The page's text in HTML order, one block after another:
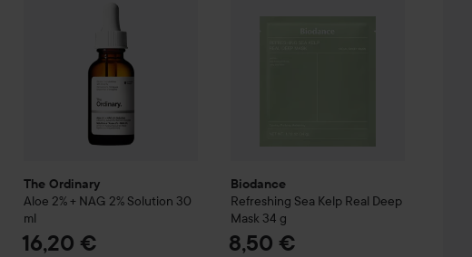
The Ordinary
Aloe 2% + NAG 2% Solution 30
ml
16,20 €
Biodance
Refreshing Sea Kelp Real Deep
Mask 34 g
8,50 €